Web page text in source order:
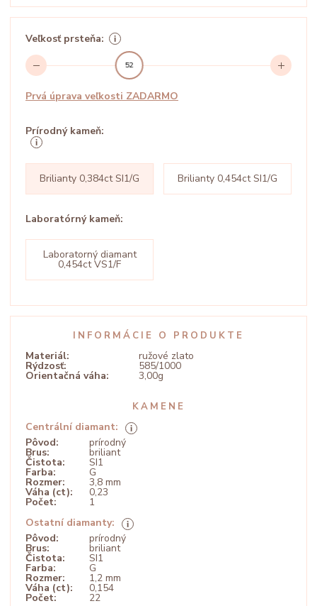
Veľkosť prsteňa:
52
Prvá úprava veľkosti ZADARMO
Prírodný kameň:
Brilianty 0,384ct SI1/G Brilianty 0,454ct SI1/G
Laboratórný kameň:
Laboratorný diamant
0,454ct VS1/F
INFORMÁCIE O PRODUKTE
Materiál: ružové zlato
Rýdzosť: 585/1000
Orientačná váha: 3,00g
KAMENE
Centrální diamant:
Pôvod:
prírodný
Brus: briliant
Čistota: SI1
Farba: G
Rozmer: 3,8 mm
Váha (ct): 0,23
Počet:
1
Ostatní diamanty:
Pôvod:
prírodný
Brus: briliant
Čistota: SI1
Farba: G
Rozmer: 1,2 mm
Váha (ct): 0,154
Počet: 22